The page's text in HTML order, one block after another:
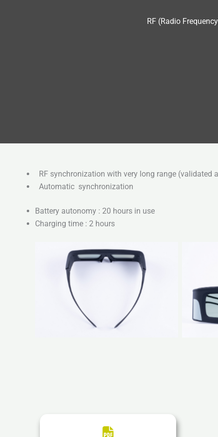
RF (Radio
RF synchronization with very long range (validated
Automatic synchronization
Battery autonomy : 20 hours in use
Charging time : 2 hours